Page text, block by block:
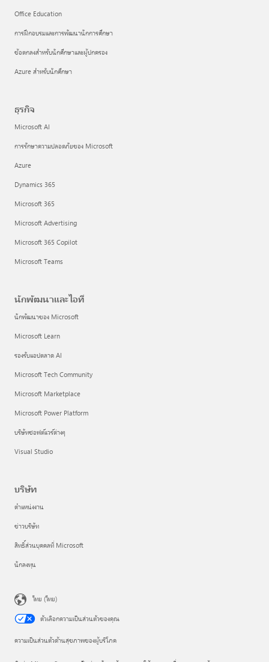
Office Education
การฝึกอบรมและการพัฒนานักการศึกษา
ข้อตกลงสำหรับนักศึกษาและผู้ปกครอง
Azure สำหรับนักศึกษา
ธุรกิจ
Microsoft AI
การรักษาความปลอดภัยของ Microsoft
Azure
Dynamics 365
Microsoft 365
Microsoft Advertising
Microsoft 365 Copilot
Microsoft Teams
นักพัฒนาและไอที
นักพัฒนาของ Microsoft
Microsoft Learn
รองรับแอปตลาด AI
Microsoft Tech Community
Microsoft Marketplace
Microsoft Power Platform
บริษัทซอฟต์แวร์ต่างๆ
Visual Studio
บริษัท
ตำแหน่งงาน
ข่าวบริษัท
สิทธิ์ส่วนบุคคลที่ Microsoft
นักลงทุน
ไทย (ไทย)
ตัวเลือกความเป็นส่วนตัวของคุณ
ความเป็นส่วนตัวด้านสุขภาพของผู้บริโภค